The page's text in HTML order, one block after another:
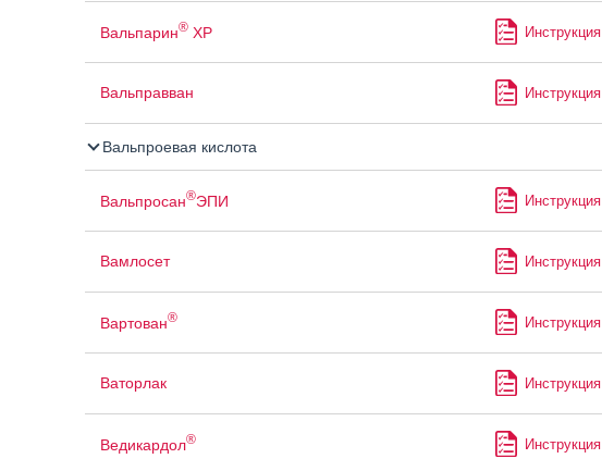
Вальпарин®ХР Инструкция
Вальправван Инструкция
Вальпроевая кислота
Вальпросан®ЭПИ Инструкция
Вамлосет Инструкция
Вартован® Инструкция
Ваторлак Инструкция
Ведикардол® Инструкция